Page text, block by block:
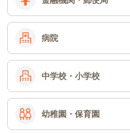
病院
中学校・小学校
幼稚園・保育園